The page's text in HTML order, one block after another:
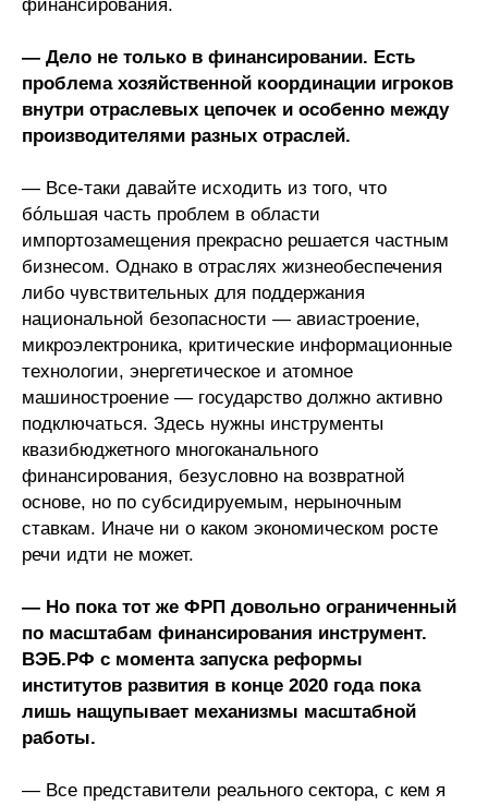
финансирования.
— Дело не только в финансировании. Есть
проблема хозяйственной координации игроков
внутри отраслевых цепочек и особенно между
производителями разных отраслей.
— Все-таки давайте исходить из того, что
бóльшая часть проблем в области
импортозамещения прекрасно решается частным
бизнесом. Однако в отраслях жизнеобеспечения
либо чувствительных для поддержания
национальной безопасности — авиастроение,
микроэлектроника, критические информационные
технологии, энергетическое и атомное
машиностроение — государство должно активно
подключаться. Здесь нужны инструменты
квазибюджетного многоканального
финансирования, безусловно на возвратной
основе, но по субсидируемым, нерыночным
ставкам. Иначе ни о каком экономическом росте
речи идти не может.
— Но пока тот же ФРП довольно ограниченный
по масштабам финансирования инструмент.
ВЭБ.РФ с момента запуска реформы
институтов развития в конце 2020 года пока
лишь нащупывает механизмы масштабной
работы.
— Все представители реального сектора, с кем я